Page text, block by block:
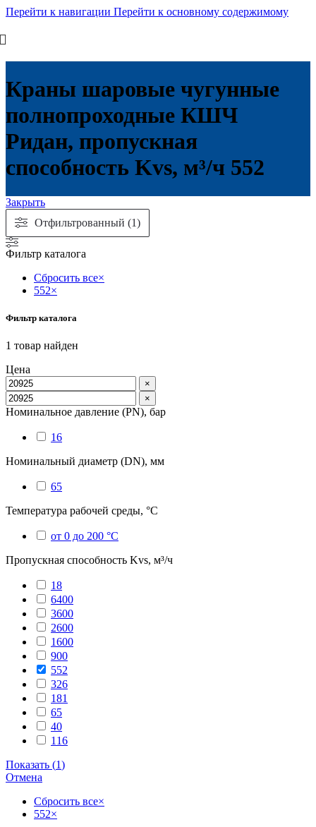
Перейти к навигации Перейти к основному содержимому
Краны шаровые чугунные
полнопроходные КШЧ
Ридан, пропускная
способность Kvs, м³/ч 552
Закрыть
Отфильтрованный (1)
Фильтр каталога
Сбросить все×
552×
Фильтр каталога
1 товар найден
Цена
×
×
Номинальное давление (PN), бар
16
Номинальный диаметр (DN), мм
65
Температура рабочей среды, °С
от 0 до 200 °C
Пропускная способность Kvs, м³/ч
18
6400
3600
2600
1600
900
552
326
181
65
40
116
Показать (1)
Отмена
Сбросить все×
552×